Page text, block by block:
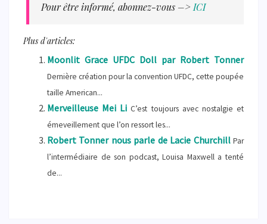
Pour être informé, abonnez-vous –>ICI
Plus d'articles:
Moonlit Grace UFDC Doll par Robert Tonner
Dernière création pour la convention UFDC, cette poupée
taille American...
Merveilleuse Mei Li C’est toujours avec nostalgie et
émeveillement que l’on ressort les...
Robert Tonner nous parle de Lacie Churchill Par
l’intermédiaire de son podcast, Louisa Maxwell a tenté
de...